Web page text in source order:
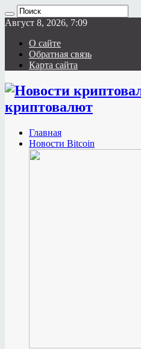
Август 8, 2026, 7:09
О сайте
Обратная связь
Карта сайта
криптовалют
Главная
Новости Bitcoin